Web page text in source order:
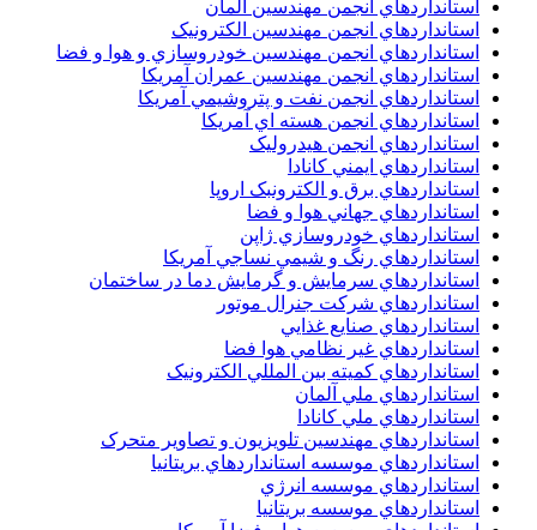
استانداردهاي انجمن مهندسين آلمان
استانداردهاي انجمن مهندسين الکترونيک
استانداردهاي انجمن مهندسين خودروسازي و هوا و فضا
استانداردهاي انجمن مهندسين عمران آمريکا
استانداردهاي انجمن نفت و پتروشيمي آمريکا
استانداردهاي انجمن هسته اي آمريکا
استانداردهاي انجمن هيدروليک
استانداردهاي ايمني کانادا
استانداردهاي برق و الکترونبک اروپا
استانداردهاي جهاني هوا و فضا
استانداردهاي خودروسازي ژاپن
استانداردهاي رنگ و شيمي نساجي آمريکا
استانداردهاي سرمايش و گرمايش دما در ساختمان
استانداردهاي شرکت جنرال موتور
استانداردهاي صنايع غذايي
استانداردهاي غير نظامي هوا فضا
استانداردهاي کميته بين المللي الکترونيک
استانداردهاي ملي آلمان
استانداردهاي ملي کانادا
استانداردهاي مهندسين تلويزيون و تصاوير متحرک
استانداردهاي موسسه استانداردهاي بريتانيا
استانداردهاي موسسه انرژي
استانداردهاي موسسه بريتانيا